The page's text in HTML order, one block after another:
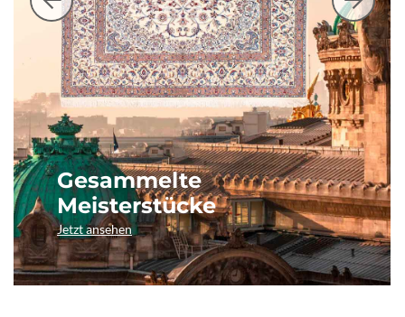
Gesammelte
Meisterstücke
Jetzt ansehen